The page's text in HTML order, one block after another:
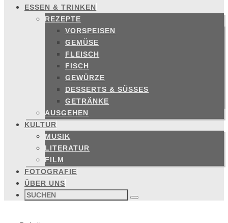
ESSEN & TRINKEN
REZEPTE
VORSPEISEN
GEMÜSE
FLEISCH
FISCH
GEWÜRZE
DESSERTS & SÜSSES
GETRÄNKE
AUSGEHEN
KULTUR
MUSIK
LITERATUR
FILM
FOTOGRAFIE
ÜBER UNS
Suchen
nach: Suchen